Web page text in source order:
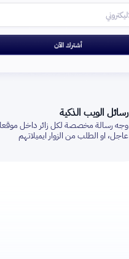
رسائل الويب الذكية
وجه رسالة مخصصة لكل زائر داخل
عاجل، او الطلب من الزوار ايميلاتهم